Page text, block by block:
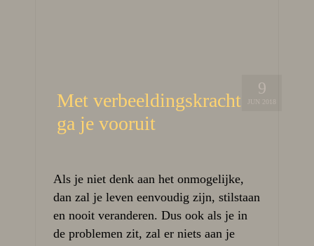
9
JUN 2018
Met verbeeldingskracht
ga je vooruit
Als je niet denk aan het onmogelijke,
dan zal je leven eenvoudig zijn, stilstaan
en nooit veranderen. Dus ook als je in
de problemen zit, zal er niets aan je